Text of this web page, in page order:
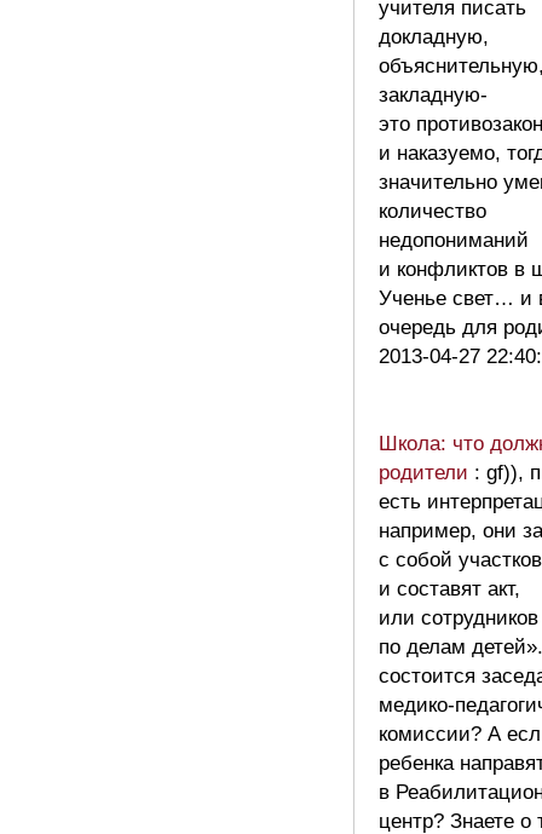
учителя писать
докладную,
закладную-
это
и наказуемо,
значительно
количество
недопониманий
и конфликтов в
Ученье свет… и
очередь для
2013-04-27
Школа: что
родители : gf)),
есть
например, они
с собой
и составят акт,
или
по делам
состоится
медико-
комиссии? А
ребенка
в
центр? Знаете о